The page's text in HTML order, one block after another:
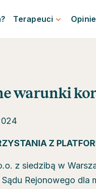
Terapeuci Opinie
warunki
Z
z siedzibą w
Rejonowego dla